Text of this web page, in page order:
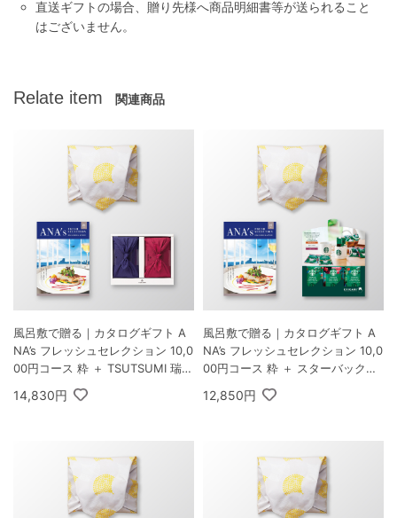
直送ギフトの場合、贈り先様へ商品明細書等が送られること
はございません。
Relate item 関連商品
風呂敷で贈る｜カタログギフト A
NA’s フレッシュセレクション 10,0
00円コース 粋 ＋ TSUTSUMI 瑞穂
14,830円
風呂敷で贈る｜カタログギフト A
NA’s フレッシュセレクション 10,0
00円コース 粋 ＋ スターバックス
オリガミ パーソナルドリップ コー
ヒーギフトA
12,850円